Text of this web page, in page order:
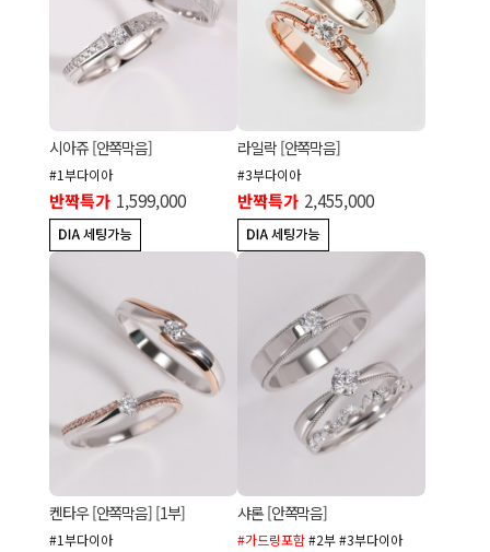
시아쥬 [안쪽막음]
#1부다이아
반짝특가 1,599,000
라일락 [안쪽막음]
#3부다이아
반짝특가 2,455,000
켄타우 [안쪽막음] [1부]
#1부다이아
샤론 [안쪽막음]
#가드링포함#2부 #3부다이아